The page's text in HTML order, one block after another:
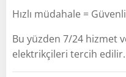
Hızlı müdahale =
Bu yüzden 7/24 hizmet
elektrikçileri tercih edilir.